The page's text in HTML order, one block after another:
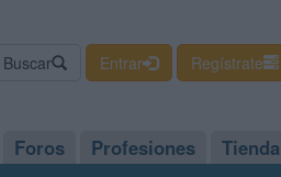
Buscar Entrar Regístrate
Foros Profesiones Tienda